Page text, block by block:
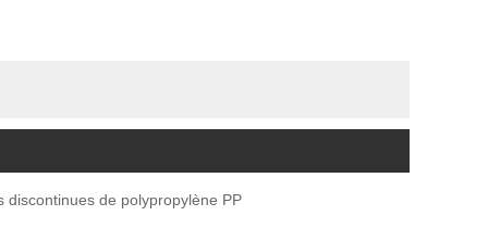
discontinues de polypropylène PP